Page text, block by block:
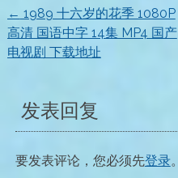
文
章
导
航
← 1989 十六岁的花季 1080P
高清 国语中字 14集 MP4 国产
电视剧 下载地址
发表回复
要发表评论，您必须先登录。